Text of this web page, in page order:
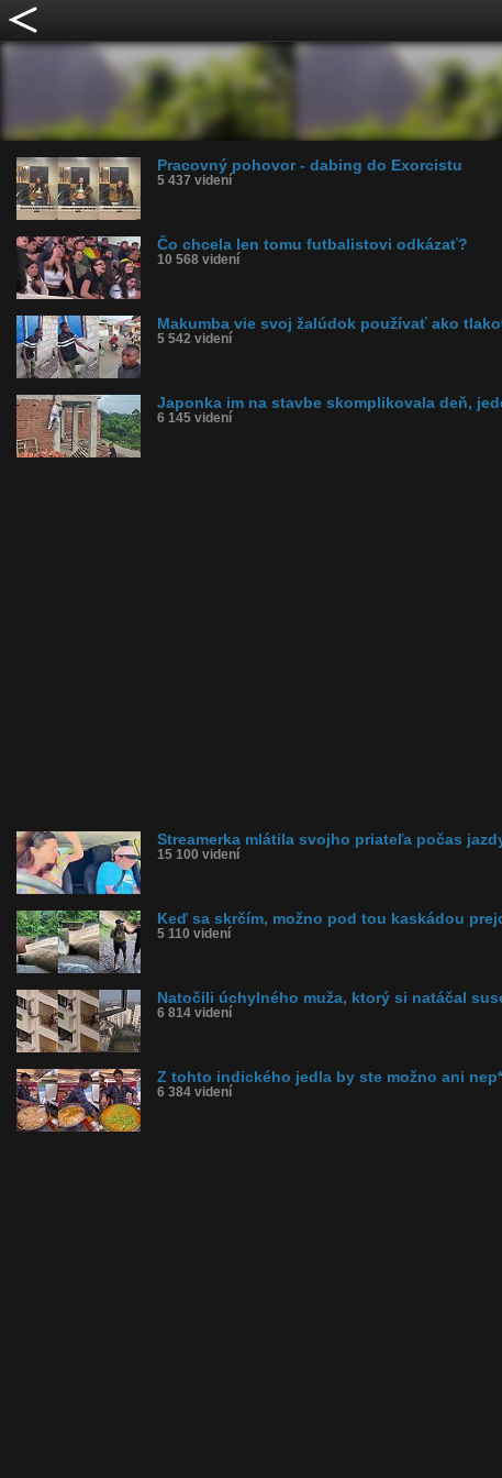
Pracovný pohovor - dabing do Exorcistu
5 437 videní
Čo chcela len tomu futbalistovi odkázať?
10 568 videní
Makumba vie svoj žalúdok používať ako
5 542 videní
Japonka im na stavbe skomplikovala deň,
6 145 videní
Streamerka mlátila svojho priateľa počas
15 100 videní
Keď sa skrčím, možno pod tou kaskádou
5 110 videní
Natočili úchylného muža, ktorý si natáčal
6 814 videní
Z tohto indického jedla by ste možno ani
6 384 videní